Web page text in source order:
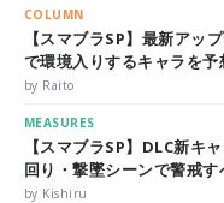
COLUMN
【スマブラSP】最新アッ
で環境入りするキャラを予
by Raito
MEASURES
【スマブラSP】DLC新キ
回り・撃墜シーンで警戒す
by Kishiru